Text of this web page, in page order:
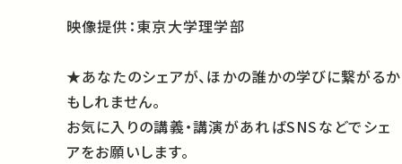
映像提供：東京大学理学部
★あなたのシェアが、ほかの誰かの学びに繋がるか
もしれません。
お気に入りの講義・講演があればSNSなどでシェ
アをお願いします。